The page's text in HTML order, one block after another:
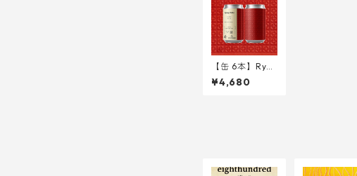
【缶 6本】Ryuk
yu Pride <Best
Bitter> 340ml
¥4,680